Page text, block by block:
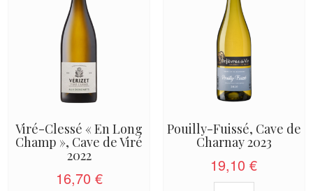
2024
Viré-Clessé « En Long
Champ », Cave de Viré
2022
16,70 €
Pouilly-Fuissé, Cave de
Charnay 2023
19,10€